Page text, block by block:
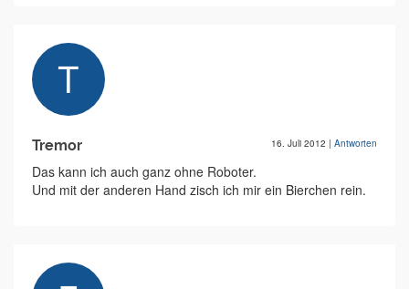
Tremor 16. Juli 2012 | Antworten
Das kann ich auch ganz ohne Roboter.
Und mit der anderen Hand zisch ich mir ein Bierchen rein.